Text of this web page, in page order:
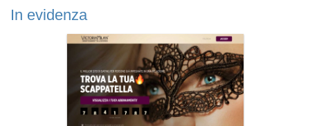
In evidenza